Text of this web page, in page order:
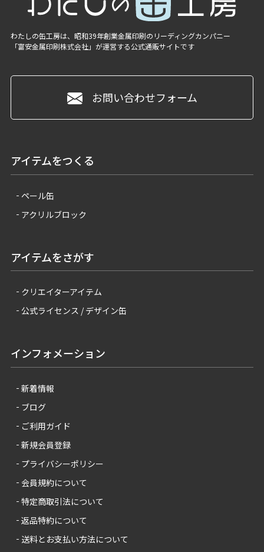
わたしの缶工房は、昭和39年創業金属印刷のリーディングカンパニー
「富安金属印刷株式会社」 が運営する公式通販サイトです
お問い合わせフォーム
アイテムをつくる
ペール缶
アクリルブロック
アイテムをさがす
クリエイターアイテム
公式ライセンス / デザイン缶
インフォメーション
新着情報
ブログ
ご利用ガイド
新規会員登録
プライバシーポリシー
会員規約について
特定商取引法について
返品特約について
送料とお支払い方法について